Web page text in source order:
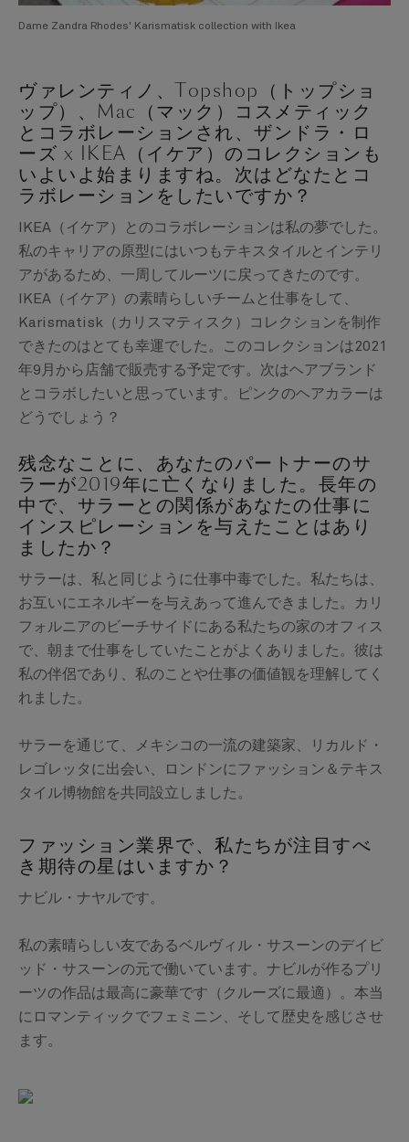
Dame Zandra Rhodes' Karismatisk collection with Ikea
ヴァレンティノ、Topshop（トップショ
ップ）、Mac（マック）コスメティック
とコラボレーションされ、ザンドラ・ロ
ーズ x IKEA（イケア）のコレクションも
いよいよ始まりますね。次はどなたとコ
ラボレーションをしたいですか？
IKEA（イケア）とのコラボレーションは私の夢でした。
私のキャリアの原型にはいつもテキスタイルとインテリ
アがあるため、一周してルーツに戻ってきたのです。
IKEA（イケア）の素晴らしいチームと仕事をして、
Karismatisk（カリスマティスク）コレクションを制作
できたのはとても幸運でした。このコレクションは2021
年9月から店舗で販売する予定です。次はヘアブランド
とコラボしたいと思っています。ピンクのヘアカラーは
どうでしょう？
残念なことに、あなたのパートナーのサ
ラーが2019年に亡くなりました。長年の
中で、サラーとの関係があなたの仕事に
インスピレーションを与えたことはあり
ましたか？
サラーは、私と同じように仕事中毒でした。私たちは、
お互いにエネルギーを与えあって進んできました。カリ
フォルニアのビーチサイドにある私たちの家のオフィス
で、朝まで仕事をしていたことがよくありました。彼は
私の伴侶であり、私のことや仕事の価値観を理解してく
れました。
サラーを通じて、メキシコの一流の建築家、リカルド・
レゴレッタに出会い、ロンドンにファッション＆テキス
タイル博物館を共同設立しました。
ファッション業界で、私たちが注目すべ
き期待の星はいますか？
ナビル・ナヤルです。
私の素晴らしい友であるベルヴィル・サスーンのデイビ
ッド・サスーンの元で働いています。ナビルが作るプリ
ーツの作品は最高に豪華です（クルーズに最適）。本当
にロマンティックでフェミニン、そして歴史を感じさせ
ます。